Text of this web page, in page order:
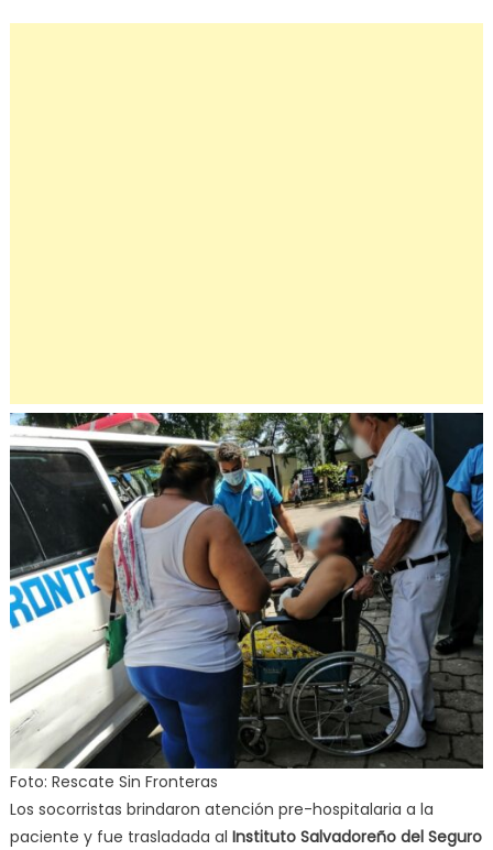
Foto: Rescate Sin Fronteras
Los socorristas brindaron atención pre-hospitalaria a la
paciente y fue trasladada al Instituto Salvadoreño del Seguro